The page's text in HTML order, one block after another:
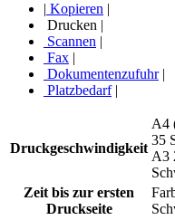
| Kopieren |
Drucken |
Scannen |
Fax |
Dokumentenzufuhr|
Platzbedarf|
Druckgeschwindigkeit
A4
35
A3
Zeit bis zur ersten
Druckseite